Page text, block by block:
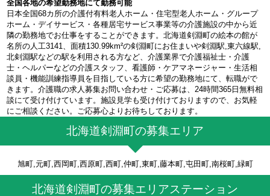
全国各地の希望勤務地にて勤務可能
日本全国68カ所の介護付有料老人ホーム・住宅型老人ホーム・グループ
ホーム・デイサービス・各種居宅サービス事業等の介護施設の中から近
隣の勤務地でお仕事をすることができます。北海道剣淵町の絵本の館が
名所の人工3141、面積130.99km²の剣淵町にお住まいや剣淵駅,東六線駅,
北剣淵駅などの駅を利用される方など、介護業界で介護福祉士・介護
士・ヘルパーなどの介護スタッフ、看護師・ケアマネージャー・生活相
談員・機能訓練指導員を目指している方に希望の勤務地にて、転職がで
きます。介護職の求人募集お問い合わせ・ご応募は、24時間365日無料相
談にて受け付けています。施設見学も受け付けておりますので、お気軽
にご相談ください。ご応募心よりお待ちしております。
北海道剣淵町の募集エリア
旭町,元町,西岡町,西原町,西町,仲町,東町,藤本町,屯田町,南桜町,緑町
北海道剣淵町の募集エリアステーション